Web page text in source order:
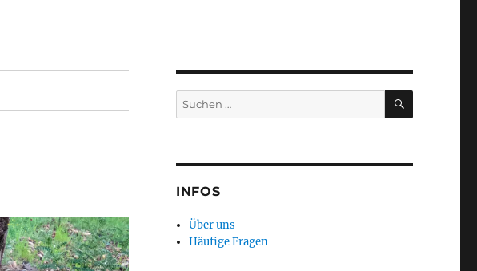
Suchen
nach:
SUCHEN
INFOS
Über uns
Häufige Fragen